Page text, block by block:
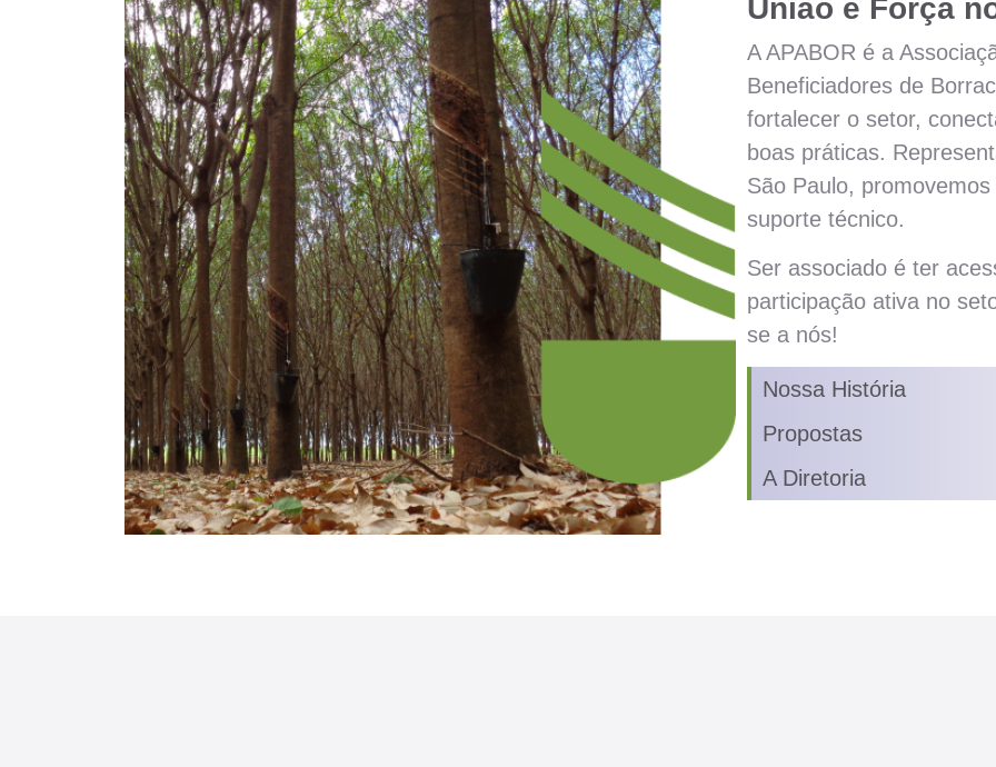
União e Força
A APABOR é a
Beneficiadores de
fortalecer o setor,
boas práticas.
São Paulo,
suporte técnico.
Ser associado é ter
participação ativa no
se a nós!
Nossa História
Propostas
A Diretoria